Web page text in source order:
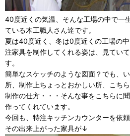
40度近くの気温、そんな工場の中で一
ている木工職人さん達です。
夏は40度近く、冬は0度近くの工場の
注家具を制作してくれる姿は、見てい
す。
簡単なスケッチのような図面？でも、
所、制作上ちょっとおかしい所、こち
制作の仕方・・・そんな事をこちらに
作ってくれています。
今回も、特注キッチンカウンターを依頼
その出来上がった家具が↓